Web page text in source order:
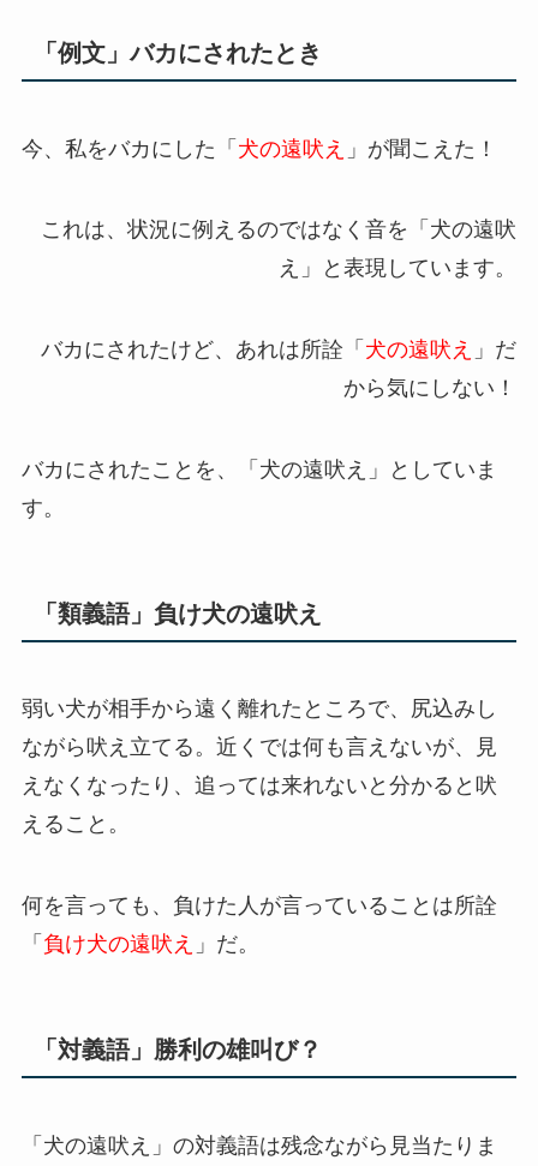
「例文」バカにされたとき
今、私をバカにした「 犬の遠吠え 」が聞こえた！
これは、状況に例えるのではなく音を「犬の遠吠
え」と表現しています。
バカにされたけど、あれは所詮「 犬の遠吠え 」だ
から気にしない！
バカにされたことを、「犬の遠吠え」としていま
す。
「類義語」負け犬の遠吠え
弱い犬が相手から遠く離れたところで、尻込みし
ながら吠え立てる。近くでは何も言えないが、見
えなくなったり、追っては来れないと分かると吠
えること。
何を言っても、負けた人が言っていることは所詮
「 負け犬の遠吠え 」だ。
「対義語」勝利の雄叫び？
「犬の遠吠え」の対義語は残念ながら見当たりま